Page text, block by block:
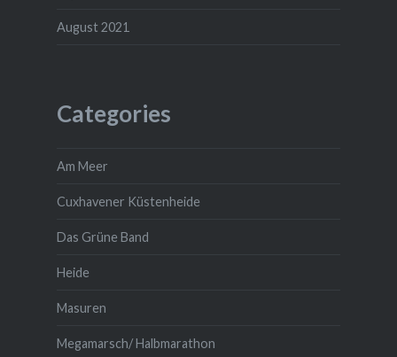
August 2021
Categories
Am Meer
Cuxhavener Küstenheide
Das Grüne Band
Heide
Masuren
Megamarsch/ Halbmarathon